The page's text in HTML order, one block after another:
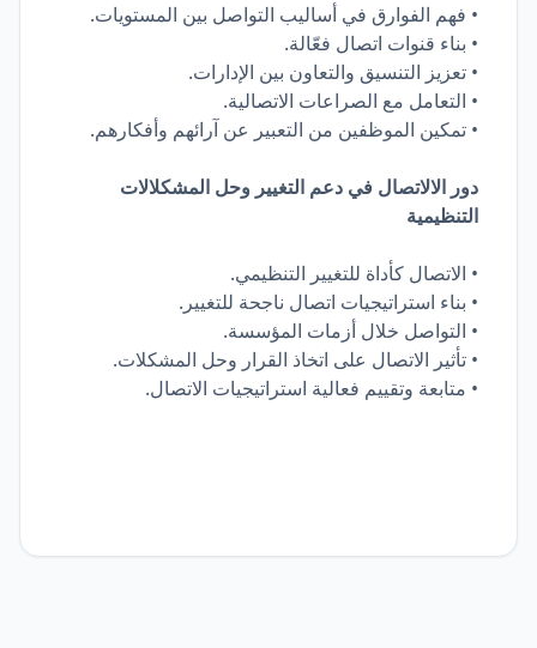
• فهم الفوارق في أساليب التواصل بين المستويات.
• بناء قنوات اتصال فعّالة.
• تعزيز التنسيق والتعاون بين الإدارات.
• التعامل مع الصراعات الاتصالية.
• تمكين الموظفين من التعبير عن آرائهم وأفكارهم.
دور الالاتصال في دعم التغيير وحل المشكلالات
التنظيمية
• الاتصال كأداة للتغيير التنظيمي.
• بناء استراتيجيات اتصال ناجحة للتغيير.
• التواصل خلال أزمات المؤسسة.
• تأثير الاتصال على اتخاذ القرار وحل المشكلات.
• متابعة وتقييم فعالية استراتيجيات الاتصال.